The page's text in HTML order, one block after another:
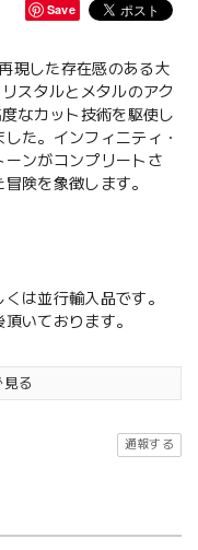
Save
現した存在感のある大
スタルとメタルのアク
なカット技術を駆使し
た。インフィニティ・
ンがコンプリートさ
険を象徴します。
は並行輸入品です。
いております。
る
通報する